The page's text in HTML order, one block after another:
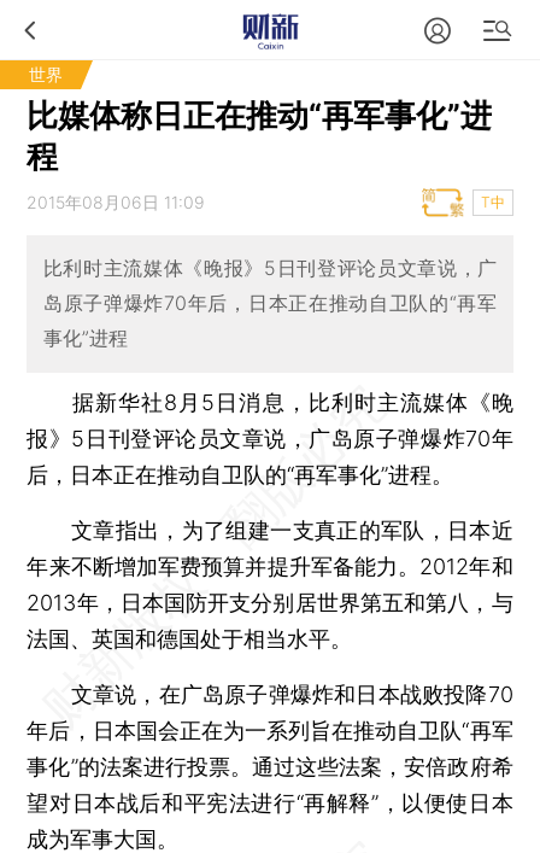
世界
比媒体称日正在推动“再军事化”进
程
2015年08月06日 11:09 T中
比利时主流媒体《晚报》5日刊登评论员文章说，广
岛原子弹爆炸70年后，日本正在推动自卫队的“再军
事化”进程
据新华社8月5日消息，比利时主流媒体《晚
报》5日刊登评论员文章说，广岛原子弹爆炸70年
后，日本正在推动自卫队的“再军事化”进程。
文章指出，为了组建一支真正的军队，日本近
年来不断增加军费预算并提升军备能力。2012年和
2013年，日本国防开支分别居世界第五和第八，与
法国、英国和德国处于相当水平。
文章说，在广岛原子弹爆炸和日本战败投降70
年后，日本国会正在为一系列旨在推动自卫队“再军
事化”的法案进行投票。通过这些法案，安倍政府希
望对日本战后和平宪法进行“再解释”，以便使日本
成为军事大国。